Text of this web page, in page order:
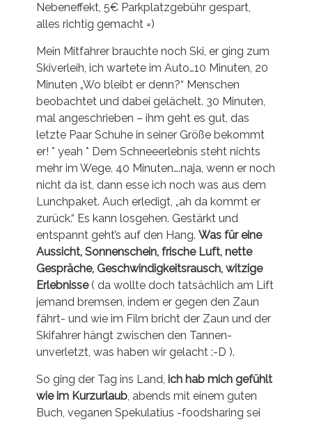
Nebeneffekt, 5€ Parkplatzgebühr gespart,
alles richtig gemacht =)
Mein Mitfahrer brauchte noch Ski, er ging zum
Skiverleih, ich wartete im Auto…10 Minuten, 20
Minuten „Wo bleibt er denn?“ Menschen
beobachtet und dabei gelächelt. 30 Minuten,
mal angeschrieben – ihm geht es gut, das
letzte Paar Schuhe in seiner Größe bekommt
er! * yeah * Dem Schneeerlebnis steht nichts
mehr im Wege. 40 Minuten….naja, wenn er noch
nicht da ist, dann esse ich noch was aus dem
Lunchpaket. Auch erledigt, „ah da kommt er
zurück.“ Es kann losgehen. Gestärkt und
entspannt geht’s auf den Hang.Was für eine
Aussicht, Sonnenschein, frische Luft, nette
Gespräche, Geschwindigkeitsrausch, witzige
Erlebnisse( da wollte doch tatsächlich am Lift
jemand bremsen, indem er gegen den Zaun
fährt- und wie im Film bricht der Zaun und der
Skifahrer hängt zwischen den Tannen-
unverletzt, was haben wir gelacht :-D ).
So ging der Tag ins Land, ich hab mich gefühlt
wie im Kurzurlaub, abends mit einem guten
Buch, veganen Spekulatius -foodsharing sei